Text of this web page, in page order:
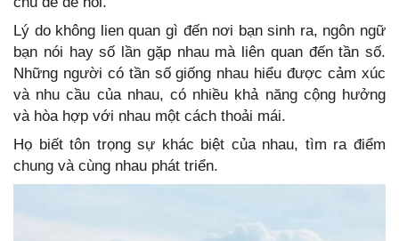
Lý do không lien quan gì đến nơi bạn sinh ra, ngôn ngữ
bạn nói hay số lần gặp nhau mà liên quan đến tần số.
Những người có tần số giống nhau hiểu được cảm xúc
và nhu cầu của nhau, có nhiều khả năng cộng hưởng
và hòa hợp với nhau một cách thoải mái.
Họ biết tôn trọng sự khác biệt của nhau, tìm ra điểm
chung và cùng nhau phát triển.